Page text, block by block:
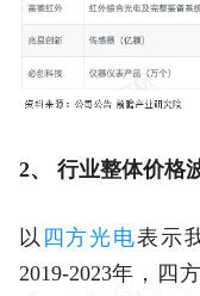
2、 行业整体价格
以 四方光电表示
2019-2023年，四